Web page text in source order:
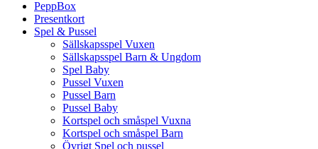
PeppBox
Presentkort
Spel & Pussel
Sällskapsspel Vuxen
Sällskapsspel Barn & Ungdom
Spel Baby
Pussel Vuxen
Pussel Barn
Pussel Baby
Kortspel och småspel Vuxna
Kortspel och småspel Barn
Övrigt Spel och pussel